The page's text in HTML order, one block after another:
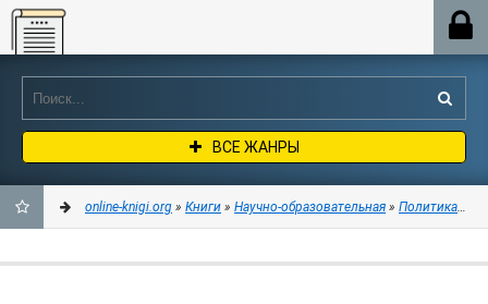
Online-knigi.org
ВСЕ ЖАНРЫ
online-knigi.org » Книги » Научно-образовательная » Политика»